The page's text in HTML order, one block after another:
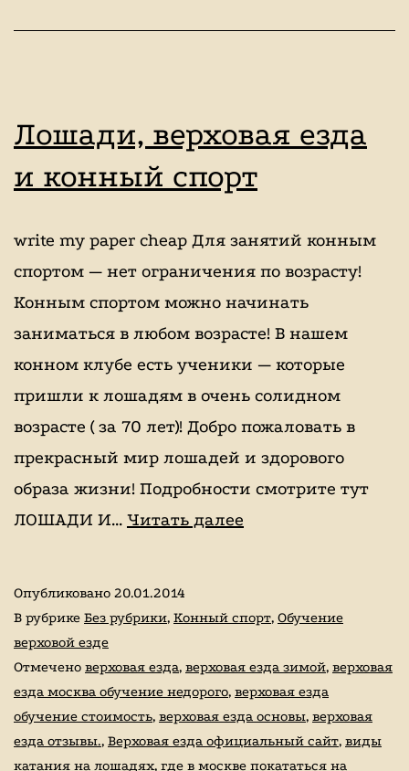
Лошади, верховая езда
и конный спорт
write my paper cheap Для занятий конным
спортом — нет ограничения по возрасту!
Конным спортом можно начинать
заниматься в любом возрасте! В нашем
конном клубе есть ученики — которые
пришли к лошадям в очень солидном
возрасте ( за 70 лет)! Добро пожаловать в
прекрасный мир лошадей и здорового
образа жизни! Подробности смотрите тут
ЛОШАДИ И… Читать далее
и
спорт
Опубликовано 20.01.2014
В рубрике Без рубрики, Конный спорт, Обучение
верховой езде
Отмечено верховая езда, верховая езда зимой, верховая
езда москва обучение недорого, верховая езда
обучение стоимость, верховая езда основы, верховая
езда отзывы., Верховая езда официальный сайт, виды
катания на лошадях, где в москве покататься на